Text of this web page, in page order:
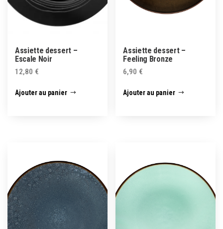
Assiette dessert –
Escale Noir
12,80 €
Ajouter au panier
Assiette dessert –
Feeling Bronze
6,90 €
Ajouter au panier